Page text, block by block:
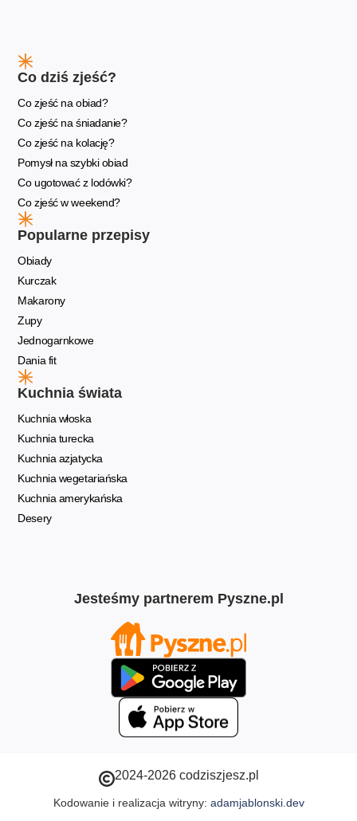
Co dziś zjeść?
Co zjeść na obiad?
Co zjeść na śniadanie?
Co zjeść na kolację?
Pomysł na szybki obiad
Co ugotować z lodówki?
Co zjeść w weekend?
Popularne przepisy
Obiady
Kurczak
Makarony
Zupy
Jednogarnkowe
Dania fit
Kuchnia świata
Kuchnia włoska
Kuchnia turecka
Kuchnia azjatycka
Kuchnia wegetariańska
Kuchnia amerykańska
Desery
Jesteśmy partnerem Pyszne.pl
2024-2026 codziszjesz.pl
Kodowanie i realizacja witryny: adamjablonski.dev